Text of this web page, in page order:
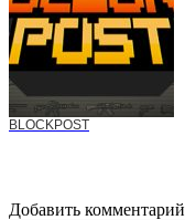
BLOCKPOST
Добавить комментарий